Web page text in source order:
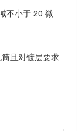
不小于 20 微
且对镀层要求